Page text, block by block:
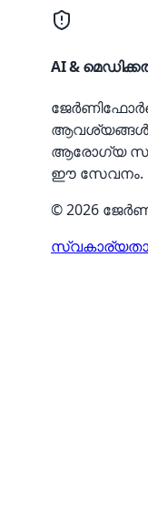
AI &
ആരോഗ്യ
ഈ സേവനം.
© 2026